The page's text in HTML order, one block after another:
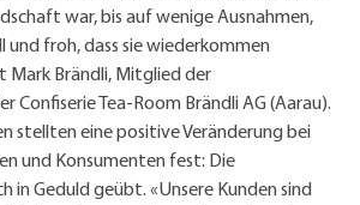
war, bis auf wenige Ausnahmen,
und froh, dass sie wiederkommen
Mark Brändli, Mitglied der
Confiserie Tea-Room Brändli AG (Aarau).
stellten eine positive Veränderung bei
und Konsumenten fest: Die
in Geduld geübt. «Unsere Kunden sind